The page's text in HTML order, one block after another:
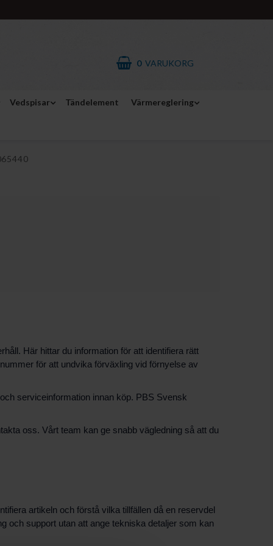
0 VARUKORG
Vedspisar Tändelement Värmereglering
Här hittar du information för att identifiera rätt
för att undvika förväxling vid förnyelse av
serviceinformation innan köp. PBS Svensk
oss. Vårt team kan ge snabb vägledning så att du
artikeln och förstå vilka tillfällen då en reservdel
och support utan att ange tekniska detaljer som kan